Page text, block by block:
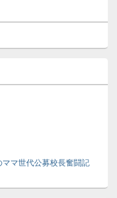
ママ世代公募校長奮闘記